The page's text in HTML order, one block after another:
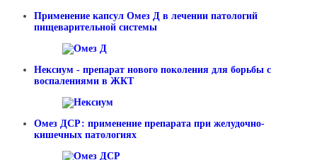
Применение капсул Омез Д в лечении патологий
пищеварительной системы
Нексиум - препарат нового поколения для борьбы с
воспалениями в ЖКТ
Омез ДСР: применение препарата при желудочно-
кишечных патологиях